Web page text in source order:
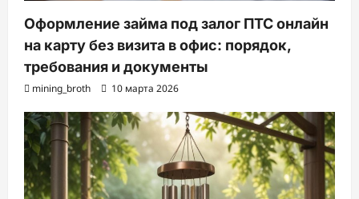
Оформление займа под залог ПТС онлайн
на карту без визита в офис: порядок,
требования и документы
mining_broth 10 марта 2026